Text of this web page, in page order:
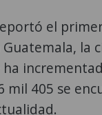
el
la
mil 405 se